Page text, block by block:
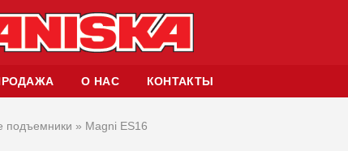
О НАС КОНТАКТЫ
подъемники » Magni ES16